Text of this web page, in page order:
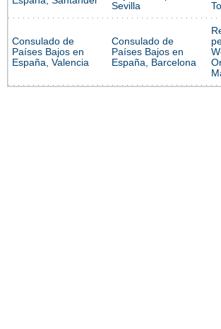
Sevilla
Consulado de
Países Bajos en
España, Valencia
Consulado de
Países Bajos en
España, Barcelona